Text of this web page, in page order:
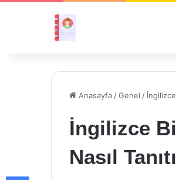
Anasayfa /Genel / İngilizce
İngilizce
Nasıl
Facebook